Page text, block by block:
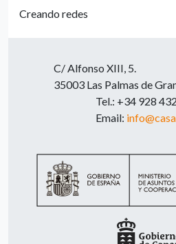
Creando redes
C/ Alfonso XIII, 5.
35003 Las Palmas de
Tel.: +34 928
Email: